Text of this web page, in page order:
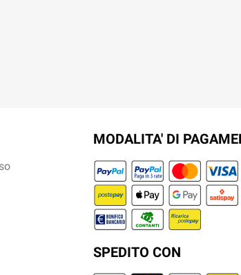
MODALITA' DI
SPEDITO CON